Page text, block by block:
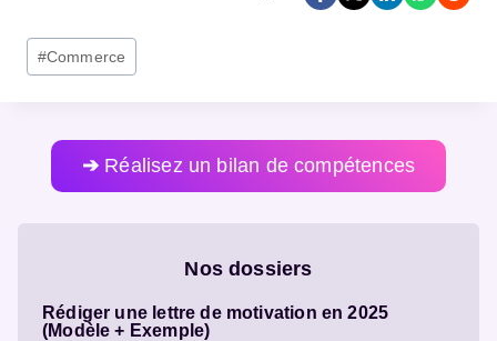
Post
Tags:
#Commerce
➔ Réalisez un bilan de compétences
Nos dossiers
Rédiger une lettre de motivation en 2025
(Modèle + Exemple)